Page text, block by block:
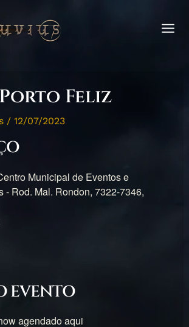
Porto Feliz
/ 12/07/2023
Municipal de Eventos e
- Rod. Mal. Rondon, 7322-7346,
EVENTO
agendado aqui